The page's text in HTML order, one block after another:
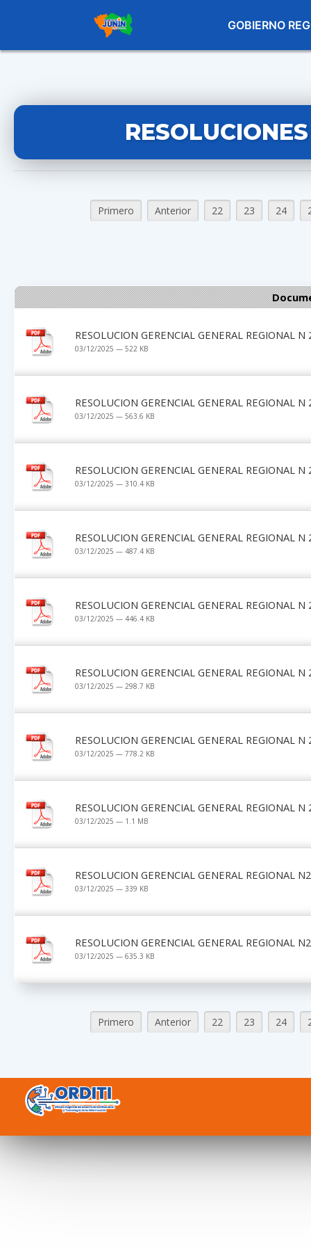
GOBIERNO
Primero Anterior 22 23 24
RESOLUCION GERENCIAL GENERAL REGIONAL N
03/12/2025 — 522 KB
RESOLUCION GERENCIAL GENERAL REGIONAL N
03/12/2025 — 563.6 KB
RESOLUCION GERENCIAL GENERAL REGIONAL N
03/12/2025 — 310.4 KB
RESOLUCION GERENCIAL GENERAL REGIONAL N
03/12/2025 — 487.4 KB
RESOLUCION GERENCIAL GENERAL REGIONAL N
03/12/2025 — 446.4 KB
RESOLUCION GERENCIAL GENERAL REGIONAL N
03/12/2025 — 298.7 KB
RESOLUCION GERENCIAL GENERAL REGIONAL N
03/12/2025 — 778.2 KB
RESOLUCION GERENCIAL GENERAL REGIONAL N
03/12/2025 — 1.1 MB
RESOLUCION GERENCIAL GENERAL REGIONAL
03/12/2025 — 339 KB
RESOLUCION GERENCIAL GENERAL REGIONAL
03/12/2025 — 635.3 KB
Primero Anterior 22 23 24